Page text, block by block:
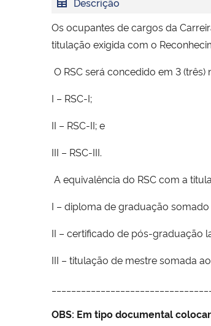
Os ocupantes de cargos da
titulação exigida com o
O RSC será concedido em 3 (três)
I – RSC-I;
II – RSC-II; e
III – RSC-III.
A equivalência do RSC com a
I – diploma de graduação
II – certificado de pós-graduação
III – titulação de mestre somada
OBS: Em tipo documental